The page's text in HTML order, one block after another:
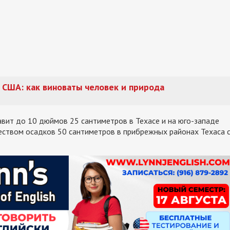
как виноваты человек и природа
до 10 дюймов 25 сантиметров в Техасе и на юго-западе
осадков 50 сантиметров в прибрежных районах Техаса с